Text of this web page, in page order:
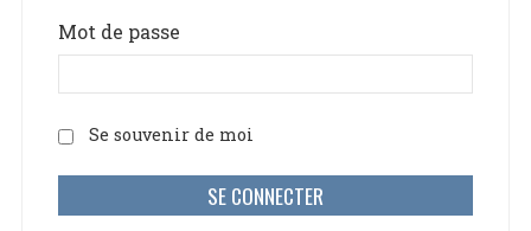
Mot de passe
Se souvenir de moi